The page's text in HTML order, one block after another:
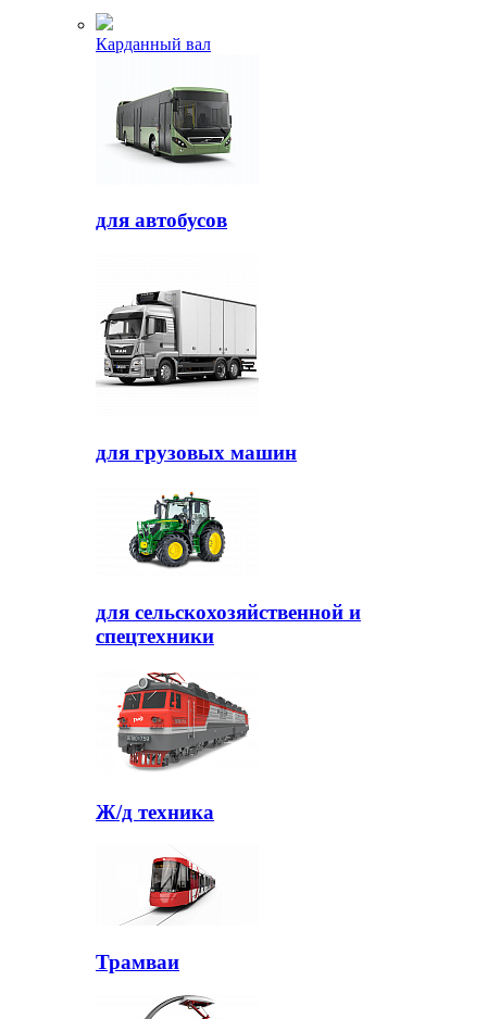
Карданный вал
для автобусов
для грузовых машин
для сельскохозяйственной и
спецтехники
Ж/д техника
Трамваи